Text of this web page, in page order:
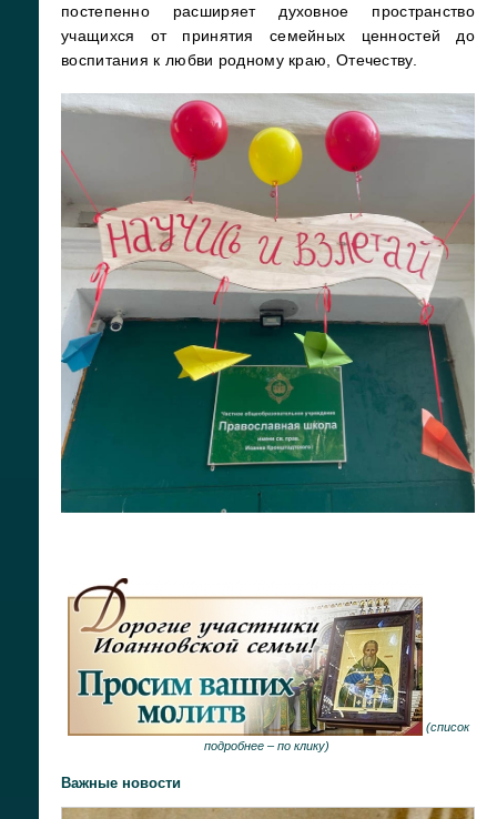
постепенно расширяет духовное пространство
учащихся от принятия семейных ценностей до
воспитания к любви родному краю, Отечеству.
(список
подробнее – по клику)
Важные новости